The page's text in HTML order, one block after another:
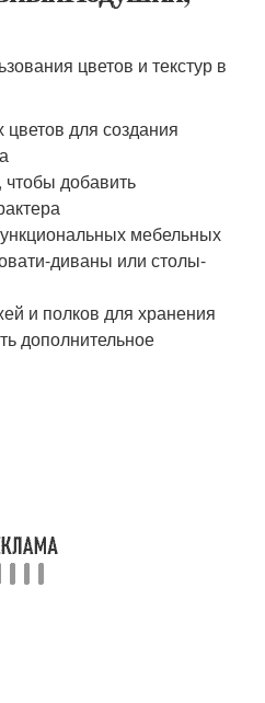
цветов и текстур в
для создания
чтобы добавить
мебельных
диваны или столы-
и полков для хранения
дополнительное